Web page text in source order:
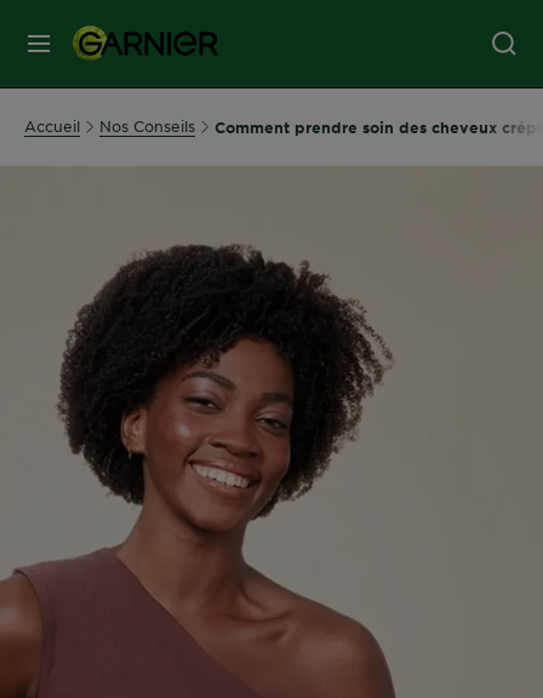
MENU
SOINS
CHEVEUX
COLORATION
SOLAIRE
SERVICES
DIAGNOSTICS
ENGAGEMENTS
Accueil Nos Conseils Comment prendre soin des cheveux